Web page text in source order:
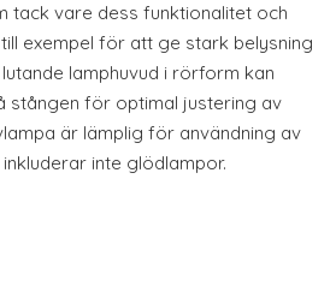
tack vare dess funktionalitet och
exempel för att ge stark belysning
lamphuvud i rörform kan
stången för optimal justering av
är lämplig för användning av
inte glödlampor.